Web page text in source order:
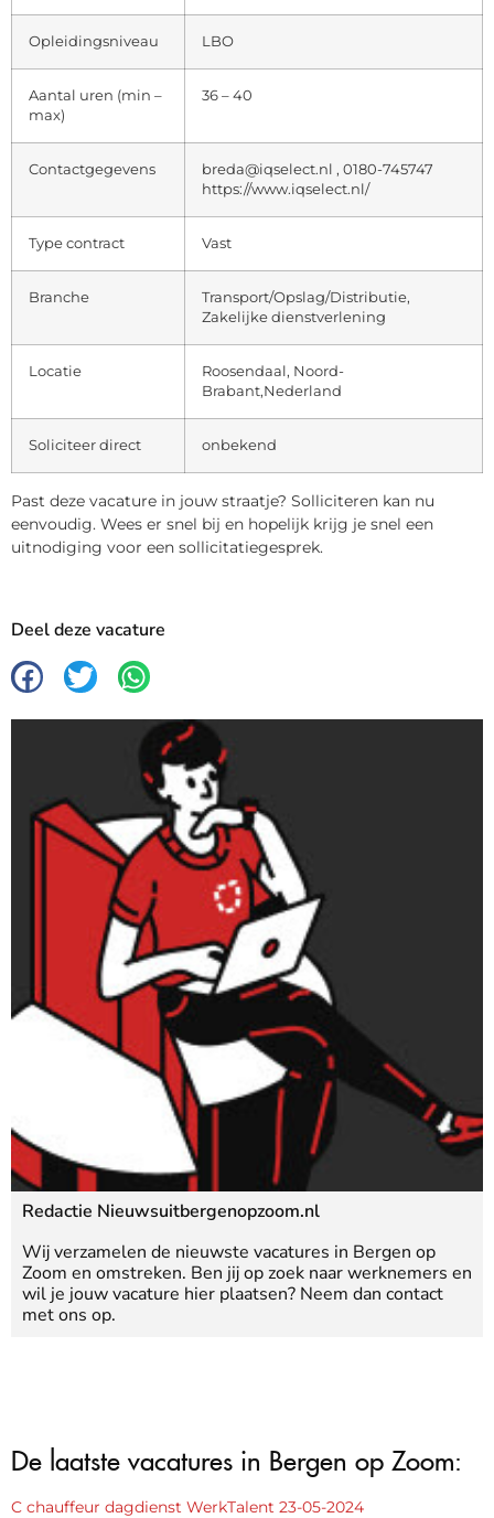
Opleidingsniveau LBO
Aantal uren (min –
max)
36 – 40
Contactgegevens
breda@iqselect.nl , 0180-745747
https://www.iqselect.nl/
Type contract Vast
Branche
Transport/Opslag/Distributie,
Zakelijke dienstverlening
Locatie
Roosendaal, Noord-
Brabant,Nederland
Soliciteer direct onbekend
Past deze vacature in jouw straatje? Solliciteren kan nu
eenvoudig. Wees er snel bij en hopelijk krijg je snel een
uitnodiging voor een sollicitatiegesprek.
Deel deze vacature
Redactie Nieuwsuitbergenopzoom.nl
Wij verzamelen de nieuwste vacatures in Bergen op
Zoom en omstreken. Ben jij op zoek naar werknemers en
wil je jouw vacature hier plaatsen? Neem dan contact
met ons op.
De laatste vacatures in Bergen op Zoom:
C chauffeur dagdienst WerkTalent 23-05-2024